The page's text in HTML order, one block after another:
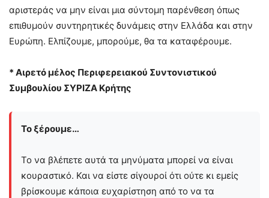
αριστεράς να μην είναι μια σύντομη παρένθεση όπως
επιθυμούν συντηρητικές δυνάμεις στην Ελλάδα και στην
Ευρώπη. Ελπίζουμε, μπορούμε, θα τα καταφέρουμε.
* Αιρετό μέλος Περιφερειακού Συντονιστικού
Συμβουλίου ΣΥΡΙΖΑ Κρήτης
Το ξέρουμε…
Το να βλέπετε αυτά τα μηνύματα μπορεί να είναι
κουραστικό. Και να είστε σίγουροί ότι ούτε κι εμείς
βρίσκουμε κάποια ευχαρίστηση από το να τα